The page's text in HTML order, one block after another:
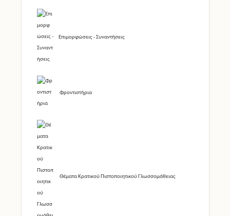
Επιμορφώσεις - Συναντήσεις
Φροντιστήρια
Θέματα Κρατικού Πιστοποιητικού Γλωσσομάθειας